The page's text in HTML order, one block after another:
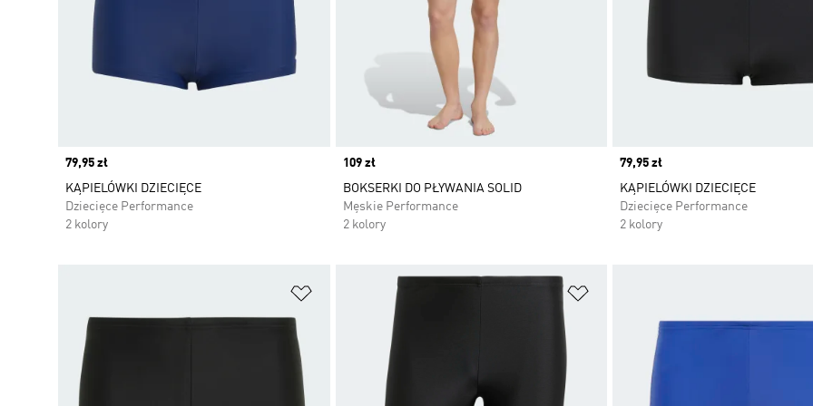
Price
79,95 zł
KĄPIELÓWKI DZIECIĘCE
Dziecięce Performance
2 kolory
Price
109 zł
BOKSERKI DO PŁYWANIA SOLID
Męskie Performance
2 kolory
Price
79,95 zł
KĄPIELÓWKI DZIECIĘCE
Dziecięce Performance
2 kolory
Dodaj do listy życzeń